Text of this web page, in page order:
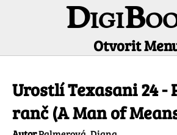
Otvorit
Urostlí Texasani 24 -
ranč (A Man of